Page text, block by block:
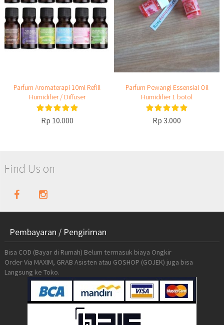
Parfum Aromaterapi 10ml Refill
Humidifier / Diffuser
Rp 10.000
Parfum Pewangi Essensial Oil
Humidifier 1 botol
Rp 3.000
Find Us on
Pembayaran / Pengiriman
Bisa COD (Bayar di Rumah) Belum termasuk biaya Ongkir
Order Via MAXIM, GRAB Asisten atau GOSHOP (GOJEK) juga bisa
Langsung ke Toko.